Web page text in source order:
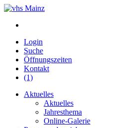
Login
Suche
Öffnungszeiten
Kontakt
(1)
Aktuelles
Aktuelles
Jahresthema
Online-Galerie